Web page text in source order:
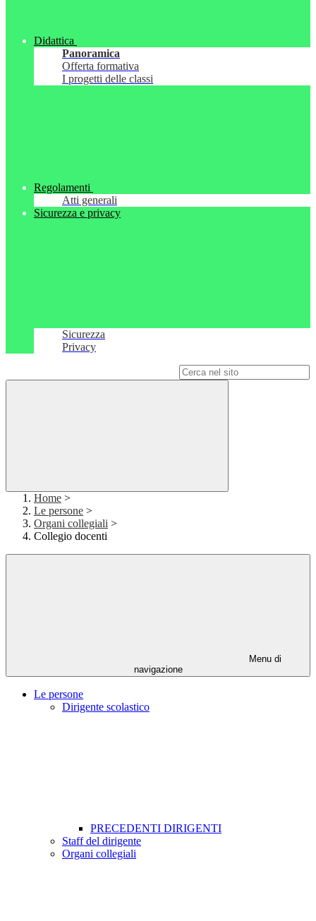
Didattica
Panoramica
Offerta formativa
I progetti delle classi
Regolamenti
Atti generali
Sicurezza e privacy
Sicurezza
Privacy
Home >
Le persone >
Organi collegiali >
Collegio docenti
Menu di
navigazione
Le persone
Dirigente scolastico
PRECEDENTI DIRIGENTI
Staff del dirigente
Organi collegiali